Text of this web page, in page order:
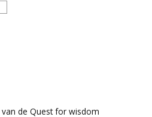
de Quest for wisdom